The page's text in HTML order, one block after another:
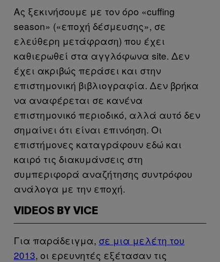
Ας ξεκινήσουμε με τον όρο «cuffing
season» («εποχή δέσμευσης», σε
ελεύθερη μετάφραση) που έχει
καθιερωθεί στα αγγλόφωνα site. Δεν
έχει ακριβώς περάσει και στην
επιστημονική βιβλιογραφία. Δεν βρήκα
να αναφέρεται σε κανένα
επιστημονικό περιοδικό, αλλά αυτό δεν
σημαίνει ότι είναι επινόηση. Οι
επιστήμονες καταγράφουν εδώ και
καιρό τις διακυμάνσεις στη
συμπεριφορά αναζήτησης συντρόφου
ανάλογα με την εποχή.
VIDEOS BY VICE
Για παράδειγμα, σε μια μελέτη του
2013, οι ερευνητές εξέτασαν τις